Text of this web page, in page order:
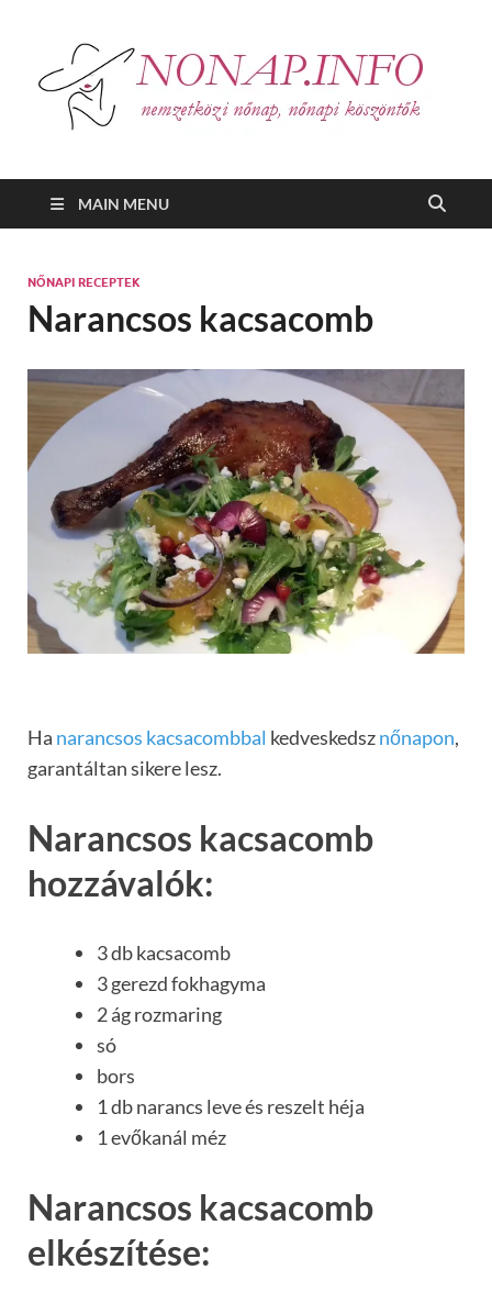
MAIN MENU
NŐNAPI RECEPTEK
Narancsos kacsacomb
Ha narancsos kacsacombbal kedveskedsznőnapon,
garantáltan sikere lesz.
Narancsos kacsacomb
hozzávalók:
3 db kacsacomb
3 gerezd fokhagyma
2 ág rozmaring
só
bors
1 db narancs leve és reszelt héja
1 evőkanál méz
Narancsos kacsacomb
elkészítése: